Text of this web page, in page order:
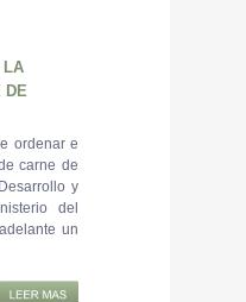
LA
DE
ordenar e
carne de
y
del
un